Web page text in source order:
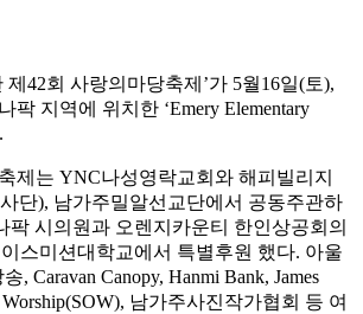
제42회 사랑의마당축제’가 5월16일(토),
팍 지역에 위치한 ‘Emery Elementary
제는 YNC나성영락교회와 해피빌리지
단), 남가주밀알선교단에서 공동주관하
팍 시의원과 오렌지카운티 한인상공회의
스미션대학교에서 특별후원 했다. 아울
, Caravan Canopy, Hanmi Bank, James
Worship(SOW), 남가주사진작가협회 등 여